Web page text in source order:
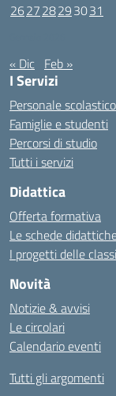
262728293031
« Dic Feb »
I Servizi
Personale scolastico
Famiglie e studenti
Percorsi di studio
Tutti i servizi
Didattica
Offerta formativa
Le schede
I progetti delle classi
Novità
Notizie & avvisi
Le circolari
Calendario eventi
Tutti gli argomenti